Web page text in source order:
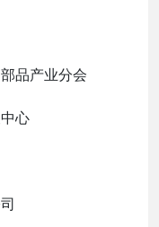
品产业分会
心